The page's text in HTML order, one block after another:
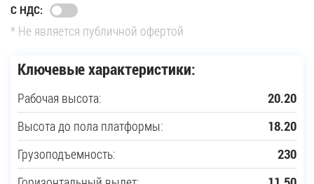
Запчасти
Услуги
О компании
Контакты
Ключевые характеристики:
Рабочая высота: 20.20
Высота до пола платформы: 18.20
Грузоподъемность: 230
С НДС:
* Не является публичной офертой